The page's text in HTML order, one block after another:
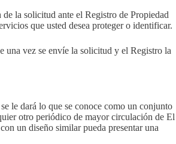
la solicitud ante el Registro de Propiedad
que usted desea proteger o identificar.
una vez se envíe la solicitud y el Registro la
le dará lo que se conoce como un conjunto
otro periódico de mayor circulación de El
un diseño similar pueda presentar una